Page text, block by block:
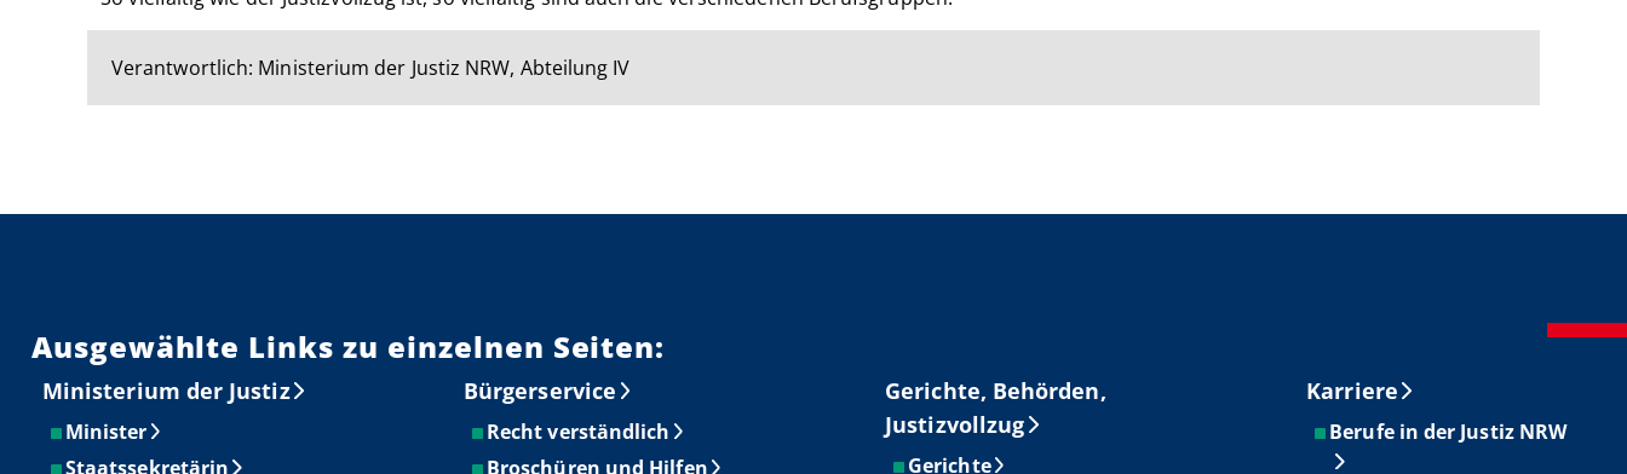
Verantwortlich: Ministerium der Justiz NRW, Abteilung IV
Ausgewählte Links zu einzelnen Seiten:
Ministerium der Justiz
Minister
Staatssekretärin
Bürgerservice
Recht verständlich
Broschüren und Hilfen
Gerichte, Behörden,
Justizvollzug
Gerichte
Karriere
Berufe in der Justiz NRW